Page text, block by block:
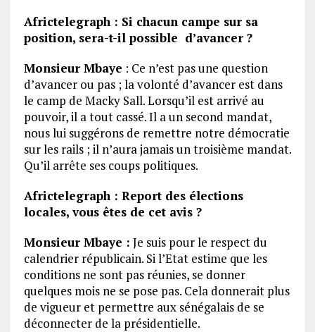
Africtelegraph : Si chacun campe sur sa
position, sera-t-il possible d’avancer ?
Monsieur Mbaye : Ce n’est pas une question
d’avancer ou pas ; la volonté d’avancer est dans
le camp de Macky Sall. Lorsqu’il est arrivé au
pouvoir, il a tout cassé. Il a un second mandat,
nous lui suggérons de remettre notre démocratie
sur les rails ; il n’aura jamais un troisième mandat.
Qu’il arrête ses coups politiques.
Africtelegraph : Report des élections
locales, vous êtes de cet avis ?
Monsieur Mbaye : Je suis pour le respect du
calendrier républicain. Si l’Etat estime que les
conditions ne sont pas réunies, se donner
quelques mois ne se pose pas. Cela donnerait plus
de vigueur et permettre aux sénégalais de se
déconnecter de la présidentielle.